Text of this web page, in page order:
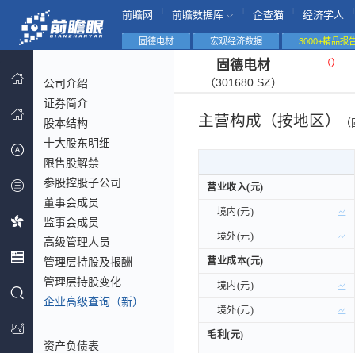
前瞻网 前瞻数据库 企查猫 经济学人
固德电材 宏观经济数据 3000+精品报
公司介绍
证券简介
股本结构
十大股东明细
限售股解禁
参股控股子公司
董事会成员
监事会成员
高级管理人员
管理层持股及报酬
管理层持股变化
企业高级查询（新）
资产负债表
固德电材
（301680.SZ）
（）
主营构成（按地区）
营业收入(元)
境内(元)
境外(元)
营业成本(元)
境内(元)
境外(元)
毛利(元)
营业收入(元)
境内(元)
境外(元)
营业成本(元)
境内(元)
境外(元)
毛利(元)